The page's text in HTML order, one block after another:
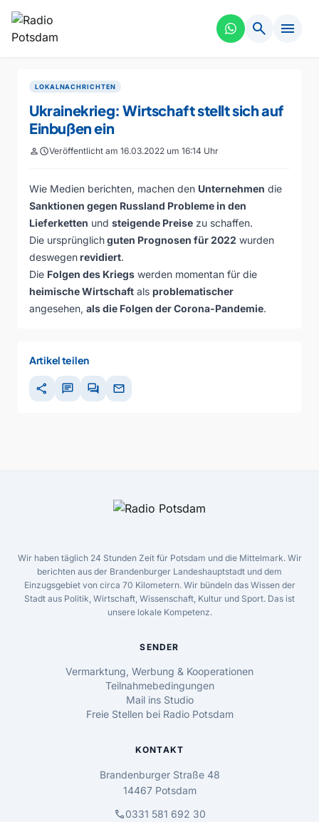
search menu
LOKALNACHRICHTEN
Ukrainekrieg: Wirtschaft stellt sich auf
Einbußen ein
personscheduleVeröffentlicht am 16.03.2022 um 16:14 Uhr
Wie Medien berichten, machen den Unternehmen die
Sanktionen gegen Russland Probleme in den
Lieferketten und steigende Preise zu schaffen.
Die ursprünglichguten Prognosen für 2022 wurden
deswegenrevidiert.
Die Folgen des Kriegs werden momentan für die
heimische Wirtschaft als problematischer
angesehen, als die Folgen der Corona-Pandemie.
Artikel teilen
share chat forum mail
Wir haben täglich 24 Stunden Zeit für Potsdam und die Mittelmark. Wir
berichten aus der Brandenburger Landeshauptstadt und dem
Einzugsgebiet von circa 70 Kilometern. Wir bündeln das Wissen der
Stadt aus Politik, Wirtschaft, Wissenschaft, Kultur und Sport. Das ist
unsere lokale Kompetenz.
SENDER
Vermarktung, Werbung & Kooperationen
Teilnahmebedingungen
Mail ins Studio
Freie Stellen bei Radio Potsdam
KONTAKT
Brandenburger Straße 48
14467 Potsdam
call0331 581 692 30